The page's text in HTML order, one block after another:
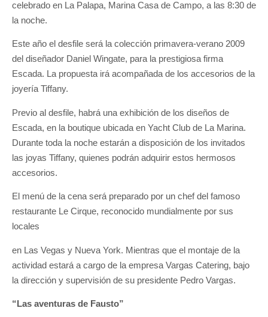
celebrado en La Palapa, Marina Casa de Campo, a las 8:30 de
la noche.
Este año el desfile será la colección primavera-verano 2009
del diseñador Daniel Wingate, para la prestigiosa firma
Escada. La propuesta irá acompañada de los accesorios de la
joyería Tiffany.
Previo al desfile, habrá una exhibición de los diseños de
Escada, en la boutique ubicada en Yacht Club de La Marina.
Durante toda la noche estarán a disposición de los invitados
las joyas Tiffany, quienes podrán adquirir estos hermosos
accesorios.
El menú de la cena será preparado por un chef del famoso
restaurante Le Cirque, reconocido mundialmente por sus
locales
en Las Vegas y Nueva York. Mientras que el montaje de la
actividad estará a cargo de la empresa Vargas Catering, bajo
la dirección y supervisión de su presidente Pedro Vargas.
“Las aventuras de Fausto”